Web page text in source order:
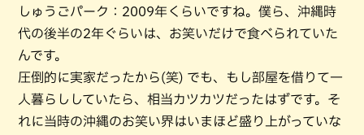
しゅうごパーク：2009年くらいですね。僕ら、沖縄時
代の後半の2年ぐらいは、お笑いだけで食べられていた
んです。
圧倒的に実家だったから(笑) でも、もし部屋を借りて一
人暮らししていたら、相当カツカツだったはずです。そ
れに当時の沖縄のお笑い界はいまほど盛り上がっていな